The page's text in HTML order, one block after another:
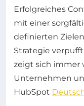
Erfolgreiches
mit einer
definierten
Strategie
zeigt sich immer
Unternehmen
HubSpot